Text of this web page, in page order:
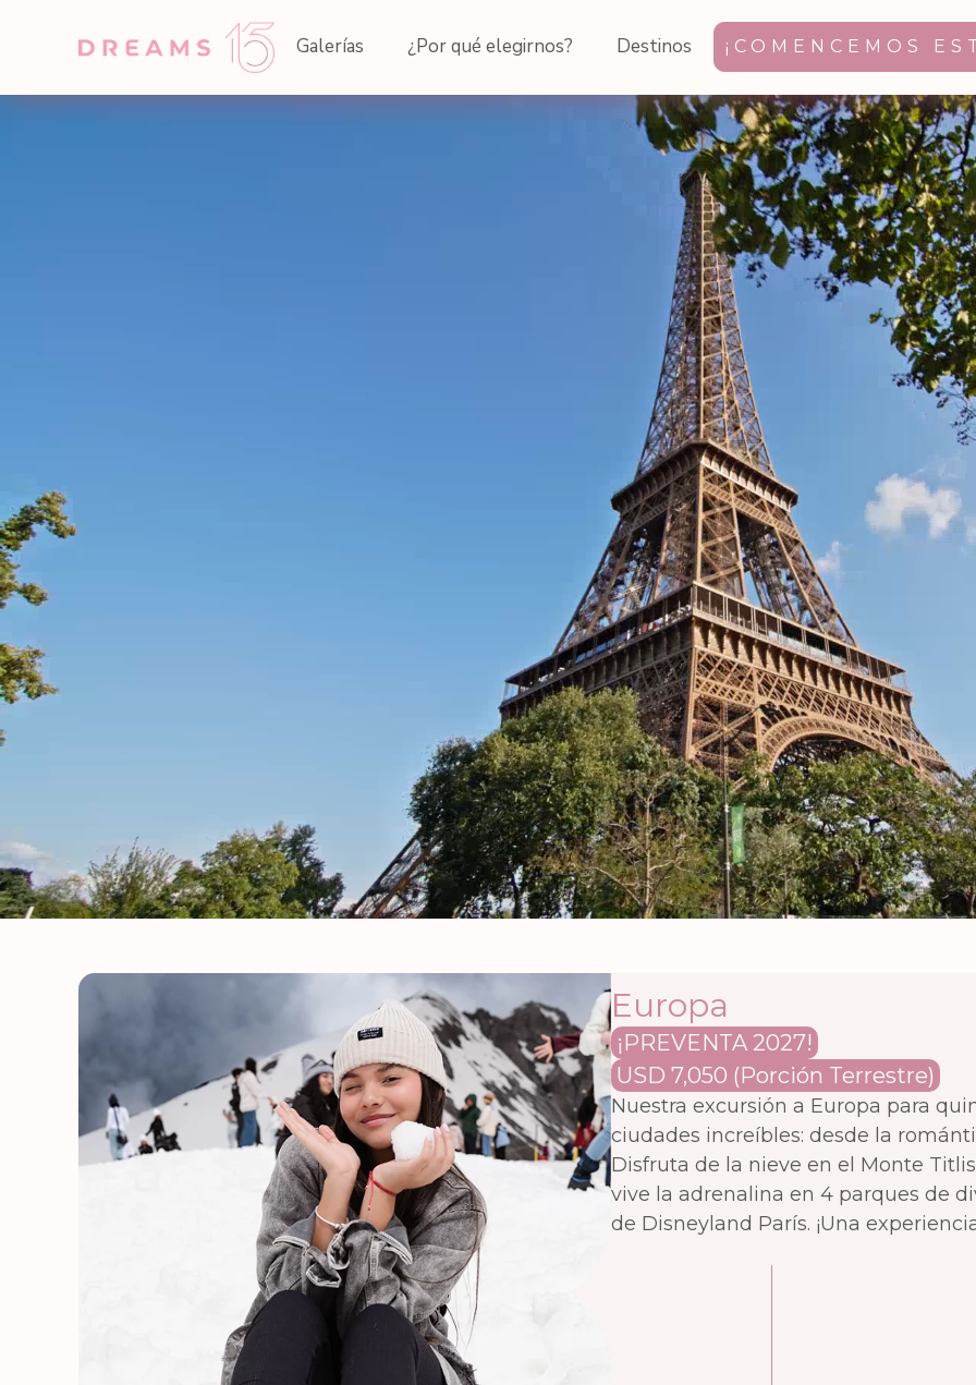
Galerías ¿Por qué elegirnos? Destinos ¡COMENCEMOS
Europa
¡PREVENTA 2027!
USD 7,050 (Porción Terrestre)
Nuestra excursión a Europa para
ciudades increíbles: desde la
Disfruta de la nieve en el Monte
vive la adrenalina en 4 parques de
de Disneyland París. ¡Una